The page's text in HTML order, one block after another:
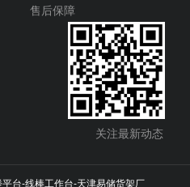
售后保障
关注最新动态
台-线棒工作台-天津易储货架厂